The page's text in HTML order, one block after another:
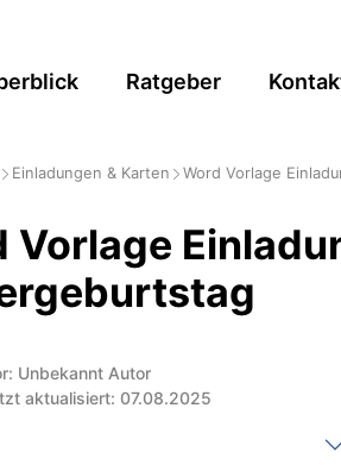
Ratgeber
Einladungen & Karten Word Vorlage
Vorlage
Unbekannt Autor
aktualisiert: 07.08.2025